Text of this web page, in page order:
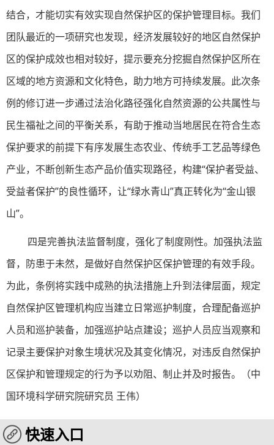
结合，才能切实有效实现自然保护区的保护管理目标。我们
团队最近的一项研究也发现，经济发展较好的地区自然保护
区的保护成效也相对较好，提示要充分挖掘自然保护区所在
区域的地方资源和文化特色，助力地方可持续发展。此次条
例的修订进一步通过法治化路径强化自然资源的公共属性与
民生福祉之间的平衡关系，有助于推动当地居民在符合生态
保护要求的前提下有序发展生态农业、传统手工艺品等绿色
产业，不断创新生态产品价值实现路径，构建“保护者受益、
受益者保护”的良性循环，让“绿水青山”真正转化为“金山银
山”。
四是完善执法监督制度，强化了制度刚性。加强执法监
督，防患于未然，是做好自然保护区保护管理的有效手段。
为此，条例将实践中成熟的执法措施上升到法律层面，规定
自然保护区管理机构应当建立日常巡护制度，合理配备巡护
人员和巡护装备，加强巡护站点建设；巡护人员应当观察和
记录主要保护对象生境状况及其变化情况，对违反自然保护
区保护和管理规定的行为予以劝阻、制止并及时报告。（中
国环境科学研究院研究员 王伟）
快速入口